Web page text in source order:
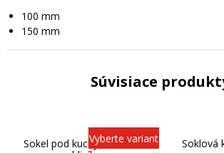
100 mm
150 mm
Súvisiace
Sokel pod kuchynskú linku
Vyberte variant Soklová